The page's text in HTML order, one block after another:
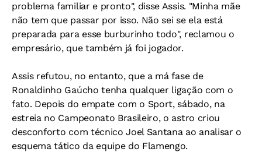
problema familiar e pronto", disse Assis. "Minha mãe
não tem que passar por isso. Não sei se ela está
preparada para esse burburinho todo", reclamou o
empresário, que também já foi jogador.
Assis refutou, no entanto, que a má fase de
Ronaldinho Gaúcho tenha qualquer ligação com o
fato. Depois do empate com o Sport, sábado, na
estreia no Campeonato Brasileiro, o astro criou
desconforto com técnico Joel Santana ao analisar o
esquema tático da equipe do Flamengo.